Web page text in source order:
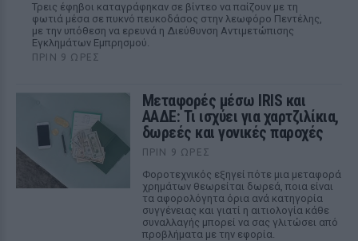
Τρεις έφηβοι καταγράφηκαν σε βίντεο να παίζουν με τη
φωτιά μέσα σε πυκνό πευκοδάσος στην λεωφόρο Πεντέλης,
με την υπόθεση να ερευνά η Διεύθυνση Αντιμετώπισης
Εγκλημάτων Εμπρησμού.
ΠΡΙΝ 9 ΏΡΕΣ
Μεταφορές μέσω IRIS και
ΑΑΔΕ: Τι ισχύει για χαρτζιλίκια,
δωρεές και γονικές παροχές
ΠΡΙΝ 9 ΏΡΕΣ
Φοροτεχνικός εξηγεί πότε μια μεταφορά
χρημάτων θεωρείται δωρεά, ποια είναι
τα αφορολόγητα όρια ανά κατηγορία
συγγένειας και γιατί η αιτιολογία κάθε
συναλλαγής μπορεί να σας γλιτώσει από
προβλήματα με την εφορία.